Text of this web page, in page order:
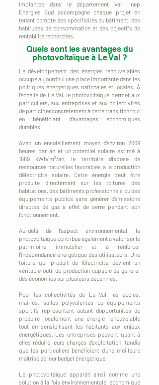
Implantée dans le département Var, Inep
Énergies Sud accompagne chaque projet en
tenant compte des spécificités du bâtiment, des
habitudes de consommation et des objectifs de
rentabilité recherchés.
Quels sont les avantages du
photovoltaïque à Le Val ?
Le développement des énergies renouvelables
occupe aujourd'hui une place importante dans les
politiques énergétiques nationales et locales. À
l'échelle de Le Val, le photovoltaïque permet aux
particuliers, aux entreprises et aux collectivités
de participer concrètement à cette transition tout
en bénéficiant d'avantages économiques
durables.
Avec un ensoleillement moyen d'environ 2669
heures par an et un potentiel solaire estimé à
1669 kWh/m²/an, le territoire dispose de
ressources naturelles favorables à la production
d'électricité solaire. Cette énergie peut être
produite directement sur les toitures des
habitations, des bâtiments professionnels ou des
équipements publics sans générer d'émissions
directes de gaz à effet de serre pendant son
fonctionnement.
Au-delà de l'aspect environnemental, le
photovoltaïque contribue également à valoriser le
patrimoine immobilier et à renforcer
l'indépendance énergétique des utilisateurs. Une
toiture qui produit de l'électricité devient un
véritable outil de production capable de générer
des économies sur plusieurs décennies.
Pour les collectivités de Le Val, les écoles,
mairies, salles polyvalentes ou équipements
sportifs représentent autant d'opportunités de
produire localement une énergie renouvelable
tout en sensibilisant les habitants aux enjeux
énergétiques. Les entreprises peuvent quant à
elles réduire leurs charges d'exploitation, tandis
que les particuliers bénéficient d'une meilleure
maîtrise de leur budget énergétique.
Le photovoltaïque apparaît ainsi comme une
solution à la fois environnementale, économique